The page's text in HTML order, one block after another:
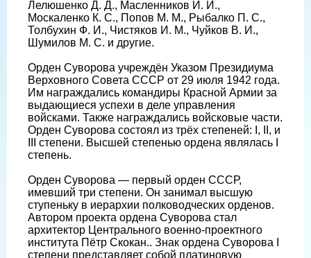
Лелюшенко Д. Д., Масленников И. И.,
Москаленко К. С., Попов М. М., Рыбалко П. С.,
Толбухин Ф. И., Чистяков И. М., Чуйков В. И.,
Шумилов М. С. и другие.
Орден Суворова учреждён Указом Президиума
Верховного Совета СССР от 29 июля 1942 года.
Им награждались командиры Красной Армии за
выдающиеся успехи в деле управления
войсками. Также награждались войсковые части.
Орден Суворова состоял из трёх степеней: I, II, и
III степени. Высшей степенью ордена являлась I
степень.
Орден Суворова — первый орден СССР,
имевший три степени. Он занимал высшую
ступеньку в иерархии полководческих орденов.
Автором проекта ордена Суворова стал
архитектор Центрального военно-проектного
института Пётр Скокан.. Знак ордена Суворова I
степени представляет собой платиновую